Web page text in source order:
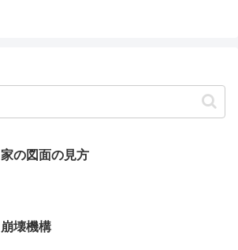
家の図面の見方
崩壊機構